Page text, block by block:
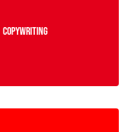
Copywriting